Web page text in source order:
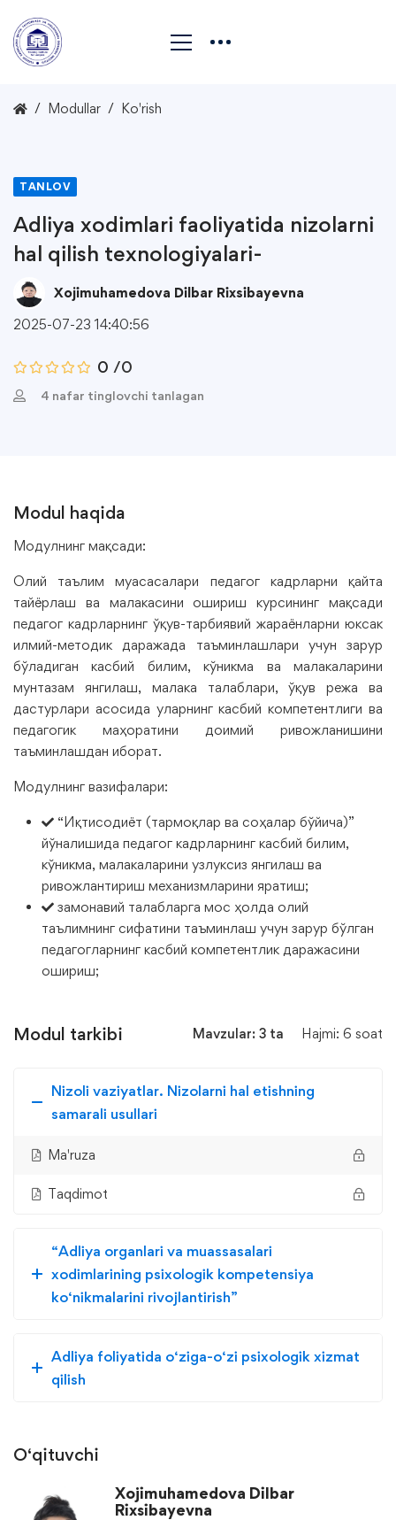
Modullar Ko'rish
TANLOV
Adliya xodimlari faoliyatida nizolarni
hal qilish texnologiyalari-
Xojimuhamedova Dilbar Rixsibayevna
2025-07-23 14:40:56
0 /0
4 nafar tinglovchi tanlagan
Modul haqida
Модулнинг мақсади:
Олий таълим муасасалари педагог кадрларни қайта
тайёрлаш ва малакасини ошириш курсининг мақсади
педагог кадрларнинг ўқув-тарбиявий жараёнларни юксак
илмий-методик даражада таъминлашлари учун зарур
бўладиган касбий билим, кўникма ва малакаларини
мунтазам янгилаш, малака талаблари, ўқув режа ва
дастурлари асосида уларнинг касбий компетентлиги ва
педагогик маҳоратини доимий ривожланишини
таъминлашдан иборат.
Модулнинг вазифалари:
“Иқтисодиёт (тармоқлар ва соҳалар бўйича)”
йўналишида педагог кадрларнинг касбий билим,
кўникма, малакаларини узлуксиз янгилаш ва
ривожлантириш механизмларини яратиш;
замонавий талабларга мос ҳолда олий
таълимнинг сифатини таъминлаш учун зарур бўлган
педагогларнинг касбий компетентлик даражасини
ошириш;
Modul tarkibi Mavzular: 3 ta Hajmi: 6 soat
Nizoli vaziyatlar. Nizolarni hal etishning
samarali usullari
Ma'ruza
Taqdimot
“Adliya organlari va muassasalari
xodimlarining psixologik kompetensiya
ko‘nikmalarini rivojlantirish”
Adliya foliyatida o‘ziga-o‘zi psixologik xizmat
qilish
O‘qituvchi
Xojimuhamedova Dilbar
Rixsibayevna